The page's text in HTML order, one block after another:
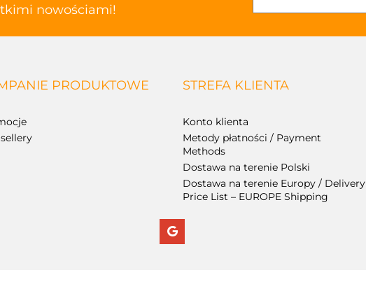
nowościami!
PRODUKTOWE STREFA KLIENTA
Konto klienta
Metody płatności / Payment
Methods
Dostawa na terenie Polski
Dostawa na terenie Europy / Delivery
Price List – EUROPE Shipping